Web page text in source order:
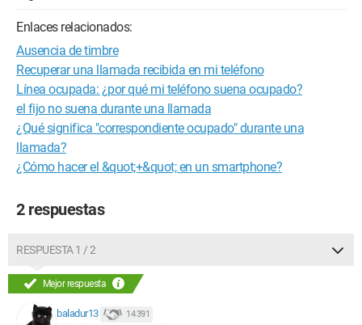
Enlaces relacionados:
Ausencia de timbre
Recuperar una llamada recibida en mi teléfono
Línea ocupada: ¿por qué mi teléfono suena ocupado?
el fijo no suena durante una llamada
¿Qué significa "correspondiente ocupado" durante una
llamada?
¿Cómo hacer el &quot;+&quot; en un smartphone?
2 respuestas
RESPUESTA 1 / 2
Mejor respuesta
baladur13 14 391